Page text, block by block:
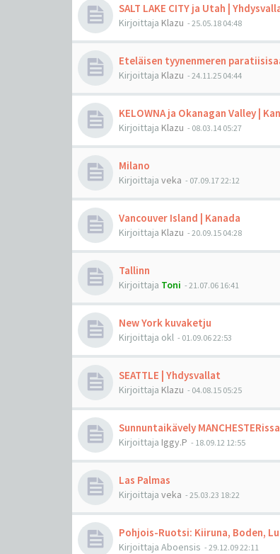
SALT LAKE CITY ja Utah |
Kirjoittaja Klazu - 25.05.18 04:48
Eteläisen tyynenmeren
Kirjoittaja Klazu - 24.11.25 04:44
KELOWNA ja Okanagan Valley |
Kirjoittaja Klazu - 08.03.14 05:27
Milano
Kirjoittaja veka - 07.09.17 22:12
Vancouver Island | Kanada
Kirjoittaja Klazu - 20.09.15 04:28
Tallinn
Kirjoittaja Toni - 21.07.06 16:41
New York kuvaketju
Kirjoittaja okl - 01.09.06 22:53
SEATTLE | Yhdysvallat
Kirjoittaja Klazu - 04.08.15 05:25
Sunnuntaikävely MANCHESTERissa
Kirjoittaja Iggy.P - 18.09.12 12:55
Las Palmas
Kirjoittaja veka - 25.03.23 18:22
Pohjois-Ruotsi: Kiiruna, Boden,
Kirjoittaja Aboensis - 29.12.09 22:11